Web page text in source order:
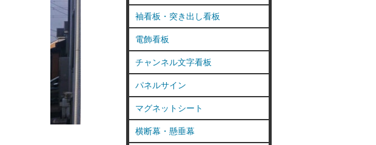
袖看板・突き出し看板
電飾看板
チャンネル文字看板
パネルサイン
マグネットシート
横断幕・懸垂幕